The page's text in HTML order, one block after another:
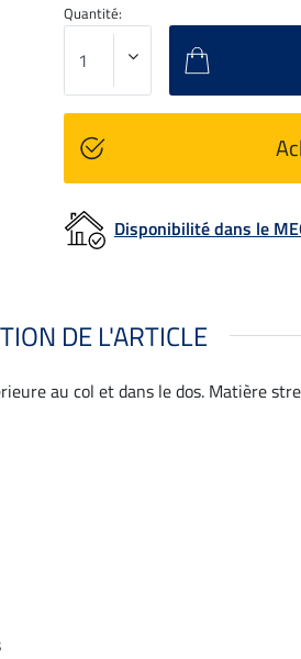
Quantité:
Disponibilité dans le
DE L'ARTICLE
au col et dans le dos. Matière